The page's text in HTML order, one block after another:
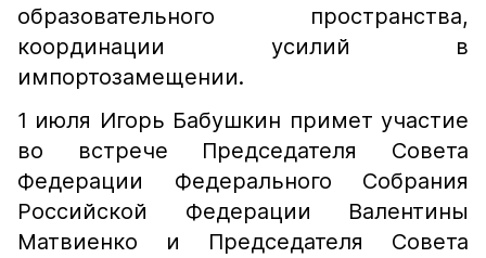
образовательного пространства,
координации усилий в
импортозамещении.
1 июля Игорь Бабушкин примет участие
во встрече Председателя Совета
Федерации Федерального Собрания
Российской Федерации Валентины
Матвиенко и Председателя Совета